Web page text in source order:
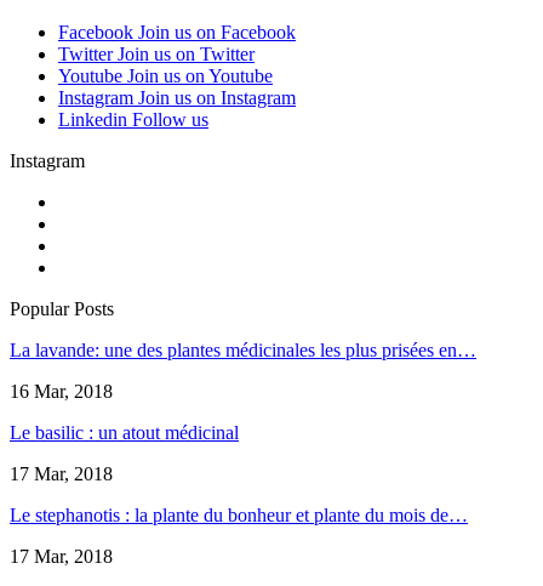
Facebook Join us on Facebook
Twitter Join us on Twitter
Youtube Join us on Youtube
Instagram Join us on Instagram
Linkedin Follow us
Instagram
Popular Posts
La lavande: une des plantes médicinales les plus prisées en…
16 Mar, 2018
Le basilic : un atout médicinal
17 Mar, 2018
Le stephanotis : la plante du bonheur et plante du mois de…
17 Mar, 2018